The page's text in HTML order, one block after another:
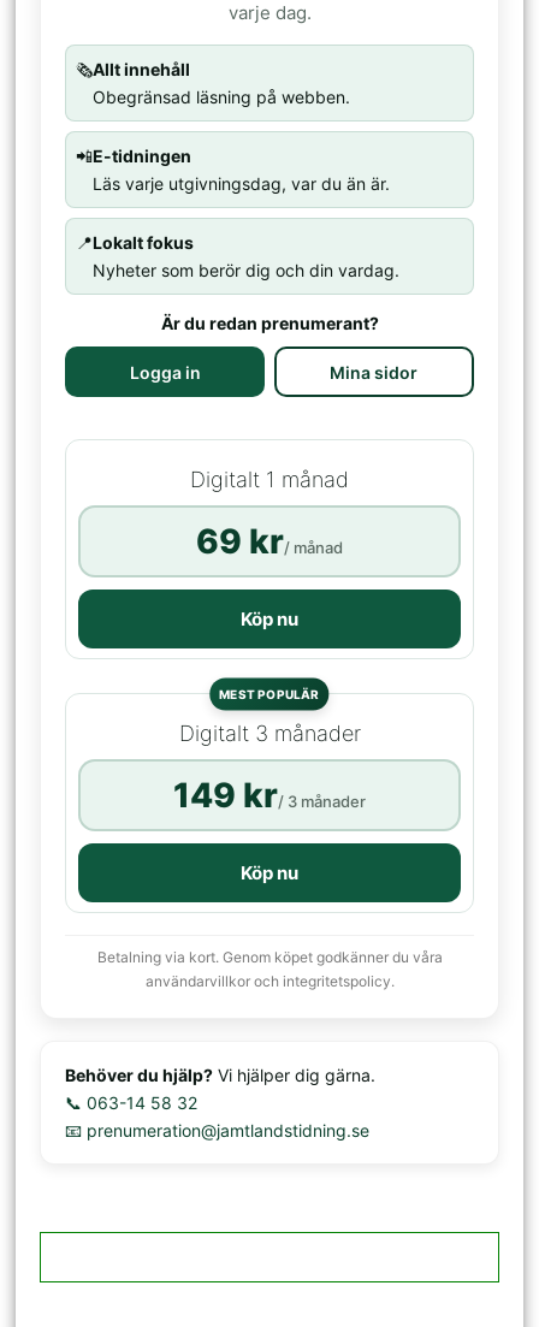
varje dag.
🗞️Allt innehåll
Obegränsad läsning på webben.
📲E-tidningen
Läs varje utgivningsdag, var du än är.
📍Lokalt fokus
Nyheter som berör dig och din vardag.
Är du redan prenumerant?
Logga in Mina sidor
Digitalt 1 månad
69 kr/ månad
Köp nu
MEST POPULÄR
Digitalt 3 månader
149 kr/ 3 månader
Köp nu
Betalning via kort. Genom köpet godkänner du våra
användarvillkor och integritetspolicy.
Behöver du hjälp? Vi hjälper dig gärna.
📞 063-14 58 32
📧 prenumeration@jamtlandstidning.se